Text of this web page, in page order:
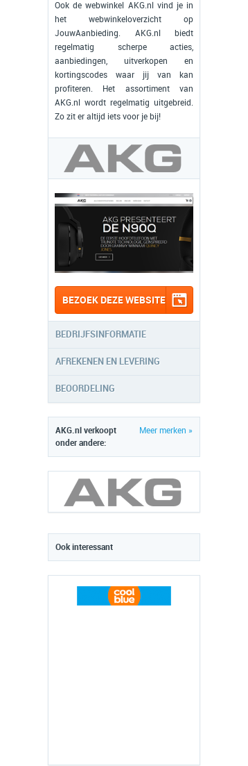
Ook de webwinkel AKG.nl vind je in
het webwinkeloverzicht op
JouwAanbieding. AKG.nl biedt
regelmatig scherpe acties,
aanbiedingen, uitverkopen en
kortingscodes waar jij van kan
profiteren. Het assortiment van
AKG.nl wordt regelmatig uitgebreid.
Zo zit er altijd iets voor je bij!
BEZOEK DEZE WEBSITE
BEDRIJFSINFORMATIE
AFREKENEN EN LEVERING
BEOORDELING
Meer merken »
AKG.nl verkoopt
onder andere:
Ook interessant